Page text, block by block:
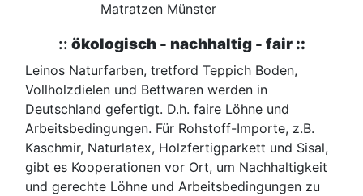
:: ökologisch - nachhaltig - fair ::
Leinos Naturfarben, tretford Teppich Boden,
Vollholzdielen und Bettwaren werden in
Deutschland gefertigt. D.h. faire Löhne und
Arbeitsbedingungen. Für Rohstoff-Importe, z.B.
Kaschmir, Naturlatex, Holzfertigparkett und Sisal,
gibt es Kooperationen vor Ort, um Nachhaltigkeit
und gerechte Löhne und Arbeitsbedingungen zu